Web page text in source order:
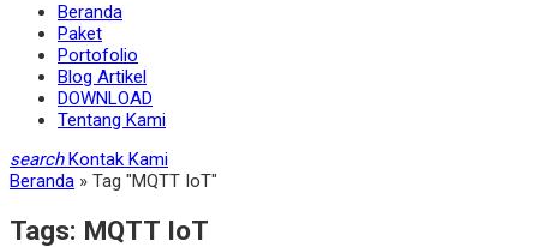
Beranda
Paket
Portofolio
Blog Artikel
DOWNLOAD
Tentang Kami
search Kontak Kami
Beranda » Tag "MQTT IoT"
Tags: MQTT IoT